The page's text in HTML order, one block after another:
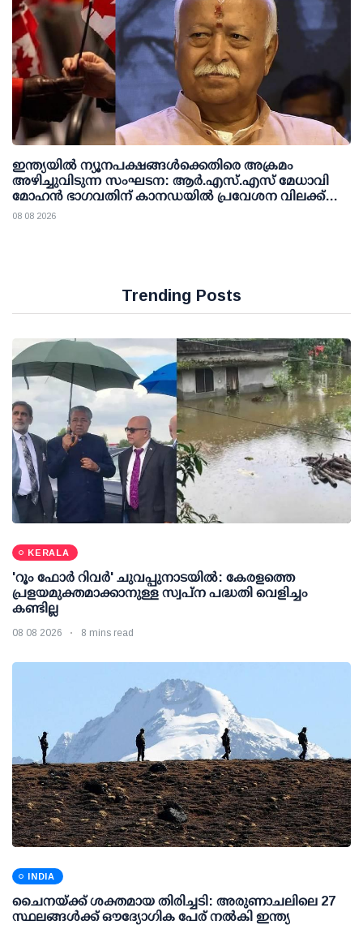
ഇന്ത്യയില്‍ ന്യൂനപക്ഷങ്ങള്‍ക്കെതിരെ അക്രമം
അഴിച്ചുവിടുന്ന സംഘടന: ആര്‍.എസ്.എസ് മേധാവി
മോഹന്‍ ഭാഗവതിന് കാനഡയില്‍ പ്രവേശന വിലക്ക്
ഏര്‍പ്പെടുത്തണമെന്ന് എന്‍.ഡി.പി
08 08 2026
Trending Posts
KERALA
'റൂം ഫോര്‍ റിവര്‍' ചുവപ്പുനാടയില്‍: കേരളത്തെ
പ്രളയമുക്തമാക്കാനുള്ള സ്വപ്ന പദ്ധതി വെളിച്ചം
കണ്ടില്ല
08 08 2026 8 mins read
INDIA
ചൈനയ്ക്ക് ശക്തമായ തിരിച്ചടി: അരുണാചലിലെ 27
സ്ഥലങ്ങള്‍ക്ക് ഔദ്യോഗിക പേര് നല്‍കി ഇന്ത്യ